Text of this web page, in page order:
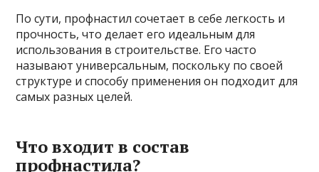
По сути, профнастил сочетает в себе легкость и
прочность, что делает его идеальным для
использования в строительстве. Его часто
называют универсальным, поскольку по своей
структуре и способу применения он подходит для
самых разных целей.
Что входит в состав
профнастила?